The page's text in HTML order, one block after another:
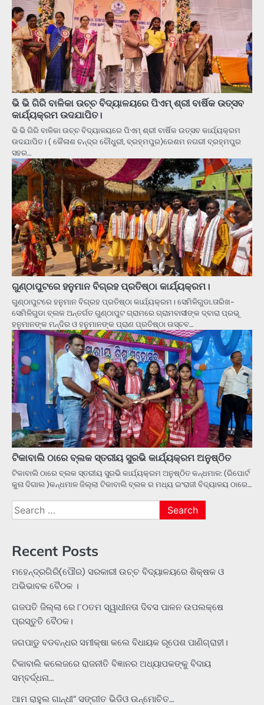
ଭି ଭି ଗିରି ବାଳିକା ଉଚ୍ଚ ବିଦ୍ୟାଳୟରେ ପିଏମ୍ ଶ୍ରୀ ବାର୍ଷିକ ଉତ୍ସବ
କାର୍ଯ୍ୟକ୍ରମ ଉଦଯାପିତ।
ଭି ଭି ଗିରି ବାଳିକା ଉଚ୍ଚ ବିଦ୍ୟାଳୟରେ ପିଏମ୍ ଶ୍ରୀ ବାର୍ଷିକ ଉତ୍ସବ କାର୍ଯ୍ୟକ୍ରମ
ଉଦଯାପିତ। ( କୈଳାଶ ଚନ୍ଦ୍ର ଚୌଧୁରୀ, ବ୍ରହ୍ମପୁର)ରେଶମ ନଗରୀ ବ୍ରହ୍ମପୁର
ସହର…
ଗୁଣ୍ଠାପୁଟରେ ହନୁମାନ ବିଗ୍ରହ ପ୍ରତିଷ୍ଠା କାର୍ଯ୍ୟକ୍ରମ।
ଗୁଣ୍ଠାପୁଟରେ ହନୁମାନ ବିଗ୍ରହ ପ୍ରତିଷ୍ଠା କାର୍ଯ୍ୟକ୍ରମ। ସେମିଳିଗୁଡା.ତାରିଖ-
ସେମିଳିଗୁଡା ବ୍ଲକ ଅନ୍ତର୍ଗତ ଗୁଣ୍ଠାପୁଟ ଗ୍ରାମରେ ଗ୍ରାମବାସୀଙ୍କ ଦ୍ବାରା ପ୍ରଭୂ
ହନୁମାନଙ୍କ ମନ୍ଦିର ଓ ହନୁମାନଙ୍କ ପ୍ରାଣ ପ୍ରତିଷ୍ଠା ଉସ୍ଚବ…
ଟିକାବାଲି ଠାରେ ବ୍ଲକ ସ୍ତରୀୟ ସୁରଭି କାର୍ଯ୍ୟକ୍ରମ ଅନୁଷ୍ଠିତ
ଟିକାବାଲି ଠାରେ ବ୍ଲକ ସ୍ତରୀୟ ସୁରଭି କାର୍ଯ୍ୟକ୍ରମ ଅନୁଷ୍ଠିତ କନ୍ଧମାଳ: (ରିପୋର୍ଟ
କୁନା ଦିଗାଲ )କନ୍ଧମାଳ ଜିଲ୍ଲା ଟିକାବାଲି ବ୍ଲକ ର ମଧ୍ୟ ଇଂରାଜୀ ବିଦ୍ୟାଳୟ ଠାରେ…
Search
for:
Recent Posts
ମହେନ୍ଦ୍ରଗିରି(ପୌର) ସରକାରୀ ଉଚ୍ଚ ବିଦ୍ୟାଳୟରେ ଶିକ୍ଷକ ଓ
ଅଭିଭାବକ ବୈଠକ ।
ଗଜପତି ଜିଲ୍ଲା ରେ ୮୦ତମ ସ୍ୱାଧୀନତା ଦିବସ ପାଳନ ଉପଲକ୍ଷେ
ପ୍ରସ୍ତୁତି ବୈଠକ।
ଜଗପାଡୁ ବଡବନ୍ଧର ସମୀକ୍ଷା କଲେ ବିଧାୟକ ରୂପେଶ ପାଣିଗ୍ରାହୀ।
ଟିକାବାଲି କଲେଜରେ ରାଜନୀତି ବିଜ୍ଞାନର ଅଧ୍ୟାପକଙ୍କୁ ବିଦାୟ
ସମ୍ବର୍ଦ୍ଧନା…
ଆମ ରାହୁଲ ଗାନ୍ଧୀ” ସଙ୍ଗୀତ ଭିଡିଓ ଉନ୍ମୋଚିତ…